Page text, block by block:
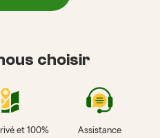
choisir
et 100%
Assistance